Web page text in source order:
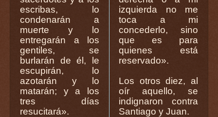
escribas, lo
condenarán a
muerte y lo
entregarán a los
gentiles, se
burlarán de él, le
escupirán, lo
azotarán y lo
matarán; y a los
tres días
resucitará».
izquierda no me
toca a mi
concederlo, sino
que es para
quienes está
reservado».
Los otros diez, al
oír aquello, se
indignaron contra
Santiago y Juan.